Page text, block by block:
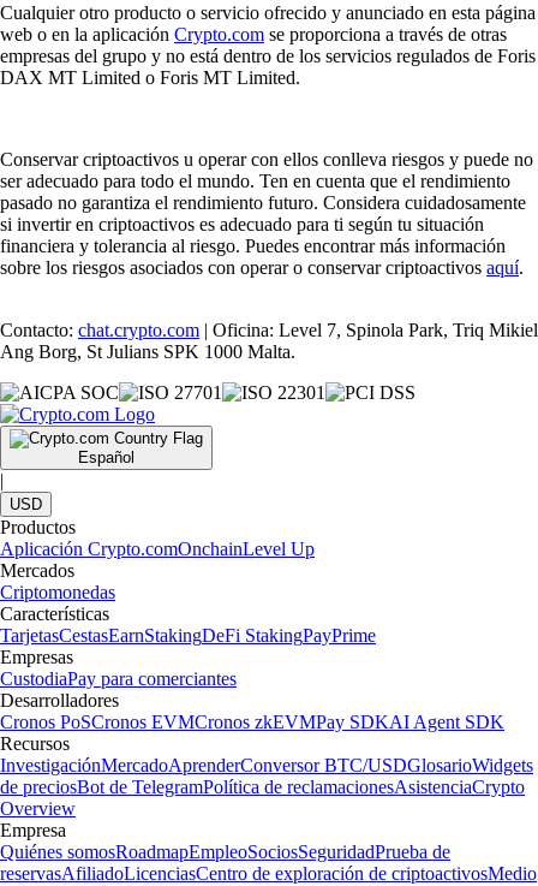
Cualquier otro producto o servicio ofrecido y anunciado en esta página
web o en la aplicación Crypto.com se proporciona a través de otras
empresas del grupo y no está dentro de los servicios regulados de Foris
DAX MT Limited o Foris MT Limited.
Conservar criptoactivos u operar con ellos conlleva riesgos y puede no
ser adecuado para todo el mundo. Ten en cuenta que el rendimiento
pasado no garantiza el rendimiento futuro. Considera cuidadosamente
si invertir en criptoactivos es adecuado para ti según tu situación
financiera y tolerancia al riesgo. Puedes encontrar más información
sobre los riesgos asociados con operar o conservar criptoactivos aquí.
Contacto: chat.crypto.com | Oficina: Level 7, Spinola Park, Triq Mikiel
Ang Borg, St Julians SPK 1000 Malta.
Español
|
USD
Productos
Aplicación Crypto.comOnchainLevel Up
Mercados
Criptomonedas
Características
TarjetasCestasEarnStakingDeFi StakingPayPrime
Empresas
CustodiaPay para comerciantes
Desarrolladores
Cronos PoSCronos EVMCronos zkEVMPay SDKAI Agent SDK
Recursos
InvestigaciónMercadoAprenderConversor BTC/USDGlosarioWidgets
de preciosBot de TelegramPolítica de reclamacionesAsistenciaCrypto
Overview
Empresa
Quiénes somosRoadmapEmpleoSociosSeguridadPrueba de
reservasAfiliadoLicenciasCentro de exploración de criptoactivosMedio